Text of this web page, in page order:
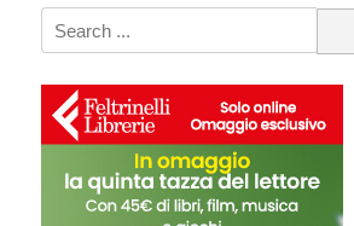
Search
for: